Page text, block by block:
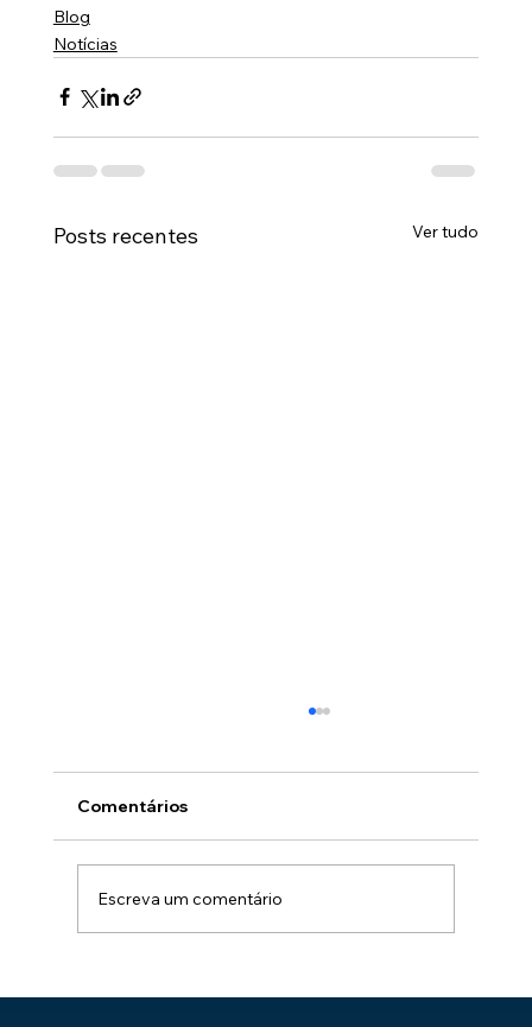
Blog
Notícias
Posts recentes Ver tudo
Comentários
Escreva um comentário